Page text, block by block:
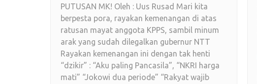
PUTUSAN MK! Oleh : Uus Rusad Mari kita
berpesta pora, rayakan kemenangan di atas
ratusan mayat anggota KPPS, sambil minum
arak yang sudah dilegalkan gubernur NTT
Rayakan kemenangan ini dengan tak henti
“dzikir” : “Aku paling Pancasila”, “NKRI harga
mati” “Jokowi dua periode” “Rakyat wajib